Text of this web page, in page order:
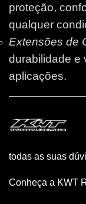
proteção,
qualquer
Extensões de
durabilidade e
aplicações.
todas as suas
Conheça a KWT